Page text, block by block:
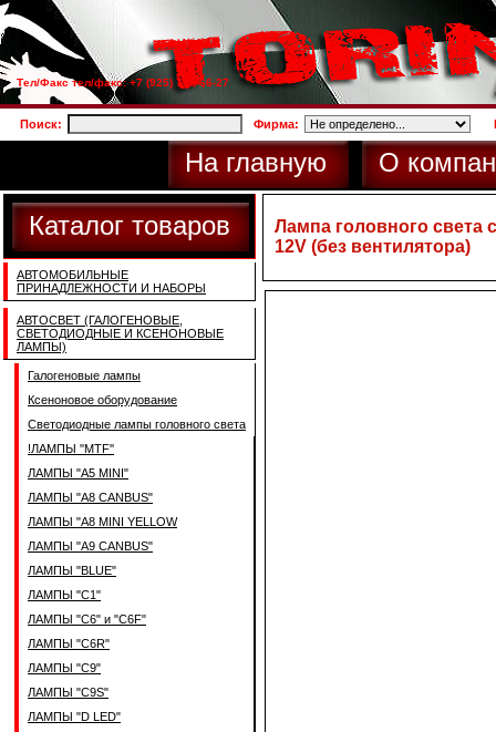
Тел/Факс тел/факс: +7 (925) 733-66-27
Поиск: Фирма:
На главную О
Каталог товаров
АВТОМОБИЛЬНЫЕ
ПРИНАДЛЕЖНОСТИ И НАБОРЫ
АВТОСВЕТ (ГАЛОГЕНОВЫЕ,
СВЕТОДИОДНЫЕ И КСЕНОНОВЫЕ
ЛАМПЫ)
Галогеновые лампы
Ксеноновое оборудование
Светодиодные лампы головного света
!ЛАМПЫ ''MTF''
ЛАМПЫ "A5 MINI"
ЛАМПЫ "A8 CANBUS"
ЛАМПЫ "A8 MINI YELLOW
ЛАМПЫ "A9 CANBUS"
ЛАМПЫ "BLUE"
ЛАМПЫ "C1"
ЛАМПЫ "C6" и "C6F"
ЛАМПЫ "C6R"
ЛАМПЫ "C9"
ЛАМПЫ "C9S"
ЛАМПЫ "D LED"
Лампа головного света
12V (без вентилятора)